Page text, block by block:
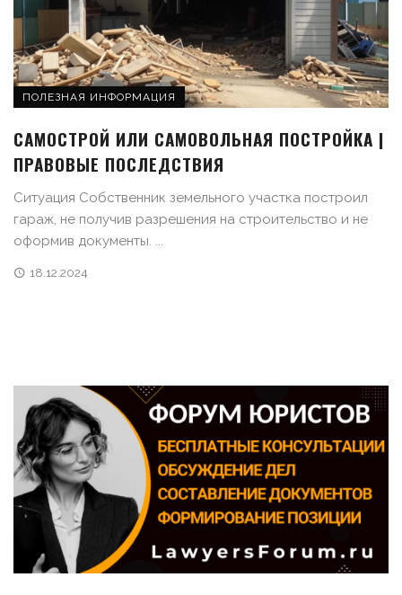
ПОЛЕЗНАЯ ИНФОРМАЦИЯ
САМОСТРОЙ ИЛИ САМОВОЛЬНАЯ ПОСТРОЙКА |
ПРАВОВЫЕ ПОСЛЕДСТВИЯ
Ситуация Собственник земельного участка построил
гараж, не получив разрешения на строительство и не
оформив документы. ...
18.12.2024